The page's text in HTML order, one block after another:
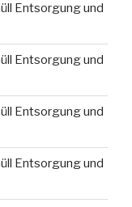
Entsorgung und
Entsorgung und
Entsorgung und
Entsorgung und